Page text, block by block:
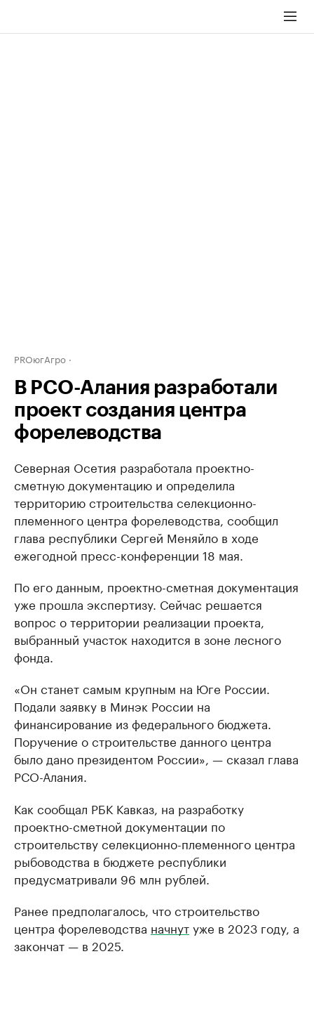
PROюгАгро
В РСО-Алания разработали
проект создания центра
форелеводства
Северная Осетия разработала проектно-
сметную документацию и определила
территорию строительства селекционно-
племенного центра форелеводства, сообщил
глава республики Сергей Меняйло в ходе
ежегодной пресс-конференции 18 мая.
По его данным, проектно-сметная документация
уже прошла экспертизу. Сейчас решается
вопрос о территории реализации проекта,
выбранный участок находится в зоне лесного
фонда.
«Он станет самым крупным на Юге России.
Подали заявку в Минэк России на
финансирование из федерального бюджета.
Поручение о строительстве данного центра
было дано президентом России», — сказал глава
РСО-Алания.
Как сообщал РБК Кавказ, на разработку
проектно-сметной документации по
строительству селекционно-племенного центра
рыбоводства в бюджете республики
предусматривали 96 млн рублей.
Ранее предполагалось, что строительство
центра форелеводства начнутуже в 2023 году, а
закончат — в 2025.